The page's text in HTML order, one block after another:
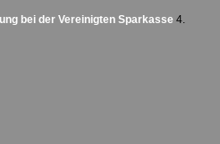
bei der Vereinigten Sparkasse 4.